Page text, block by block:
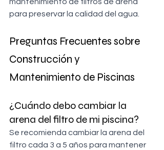
mantenimiento de filtros de arena
para preservar la calidad del agua.
Preguntas Frecuentes sobre
Construcción y
Mantenimiento de Piscinas
¿Cuándo debo cambiar la
arena del filtro de mi piscina?
Se recomienda cambiar la arena del
filtro cada 3 a 5 años para mantener